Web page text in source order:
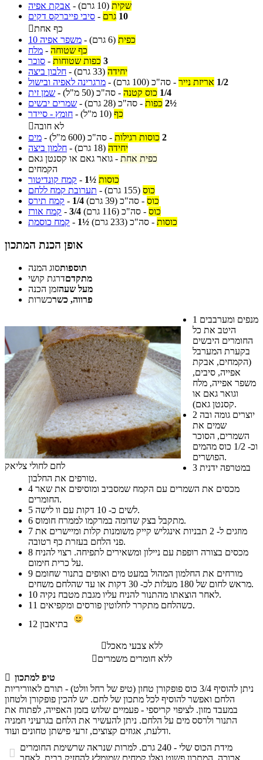
אבקת אפיה - שקית (10 גרם)
סיבי פייברקס דקים - 10 גרם
כף אחת
משפר אפיה 10 - כפית (6 גרם)
מלח - כף שטוחה
סוכר - 3 כפות שטוחות
חלבון ביצה - יחידה (33 גרם)
מרגרינה לאפיה ובישול - 1/2 אריזת נייר - סה"כ (100 גרם)
שמן זית - 1/4 כוס קטנה - סה"כ (50 מ"ל)
שמרים יבשים - 2½ כפות - סה"כ (28 גרם)
חומץ - סיידר - כף (10 מ"ל)
לא חובה
מים - 2 כוסות רגילות - סה"כ (600 מ"ל)
חלמון ביצה - יחידה (18 גרם)
גואר גאם או קסנטן גאם - כפית אחת
הקמחים
קמח קונדיטור - 1½ כוסות
תערובת קמח ללחם - כוס (155 גרם)
קמח תירס - 1/4 כוס - סה"כ (39 גרם)
קמח אורז - 3/4 כוס - סה"כ (116 גרם)
קמח כוסמת - 1½ כוסות - סה"כ (233 גרם)
אופן הכנת המתכון
תוספותסוג המנה
מתקדםדרגת קושי
מעל שעהזמן הכנה
פרווה, כשרכשרות
לחם לחולי צליאק
1
היטב את כל
החומרים היבשים
בקערת המערבל
(הקמחים, אבקת
אפייה, סיבים,
משפר אפייה, מלח
וגואר גאם או
קסנטן גאם).
2
שמים את
השמרים, הסוכר
וכ- 1/2 כוס מהמים
הפושרים.
3
טורפים את החלבון.
4
החומרים.
5
לשים כ- 10 דקות עם וו לישה.
6
מתקבל בצק שדומה במרקמו לממרח חומוס.
7
פני הלחם בעזרת כף רטובה.
8
על כרית חימום.
9
מראש לחום של 180 מעלות לכ- 30 דקות או עד שהלחם משחים.
10
לאחר הוצאתו מהתנור להניח עליו מגבת מטבח נקיה.
11
כשהלחם מתקרר לחלוטין פורסים ומקפיאים.
12
ללא צבעי מאכל
ללא חומרים משמרים
 טיפ למתכון
ניתן להוסיף 3/4 כוס פופקורן טחון (טיפ של רחל וולט) - תורם לאווריריות
הלחם ואפשר להוסיף לכל מתכון של לחם. יש להכין פופקורן ולטחון
במעבד מזון. לציפוי קריספי - פעמיים שלוש בזמן האפייה, לפתוח את
התנור ולרסס מים על הלחם. ניתן להעשיר את הלחם בגרעיני חמניה
ודלעת, אגוזים קצוצים, זרעי פישתן טחונים ועוד.
 מידת הכוס שלי - 240 גרם. למרות שנראה שרשימת החומרים
ארוכה, המתכון פשוט ואלו קמחים שמומלץ להחזיק בבית. לאחר